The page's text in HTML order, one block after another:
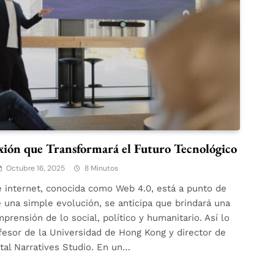
que Transformará el Futuro Tecnológico
Octubre 16, 2025 8 Minutos
internet, conocida como Web 4.0, está a punto de
una simple evolución, se anticipa que brindará una
de lo social, político y humanitario. Así lo
de la Universidad de Hong Kong y director de
Narratives Studio. En un…